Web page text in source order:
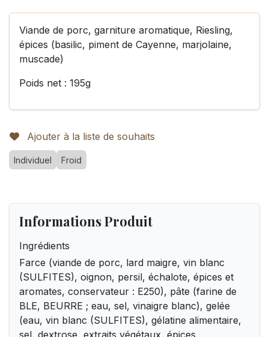
Viande de porc, garniture aromatique, Riesling,
épices (basilic, piment de Cayenne, marjolaine,
muscade)
Poids net : 195g
Ajouter à la liste de souhaits
Individuel Froid
Informations Produit
Ingrédients
Farce (viande de porc, lard maigre, vin blanc
(SULFITES), oignon, persil, échalote, épices et
aromates, conservateur : E250), pâte (farine de
BLE, BEURRE ; eau, sel, vinaigre blanc), gelée
(eau, vin blanc (SULFITES), gélatine alimentaire,
sel, dextrose, extraits végétaux, épices